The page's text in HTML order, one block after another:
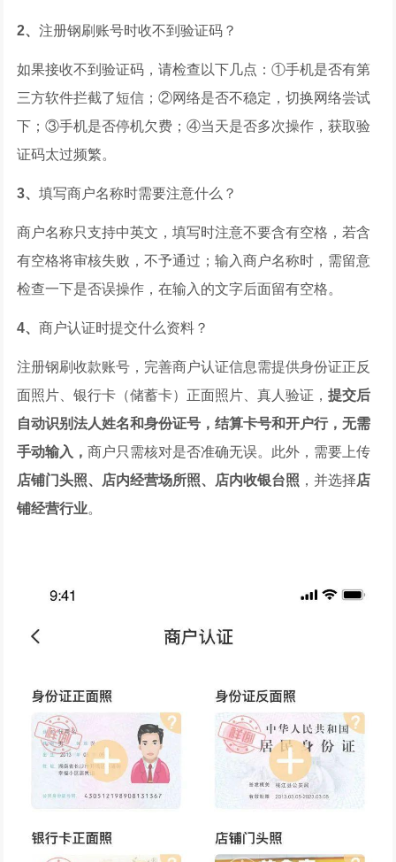
2、注册钢刷账号时收不到验证码？
如果接收不到验证码，请检查以下几点：①手机是否有第
三方软件拦截了短信；②网络是否不稳定，切换网络尝试
下；③手机是否停机欠费；④当天是否多次操作，获取验
证码太过频繁。
3、填写商户名称时需要注意什么？
商户名称只支持中英文，填写时注意不要含有空格，若含
有空格将审核失败，不予通过；输入商户名称时，需留意
检查一下是否误操作，在输入的文字后面留有空格。
4、商户认证时提交什么资料？
注册钢刷收款账号，完善商户认证信息需提供身份证正反
面照片、银行卡（储蓄卡）正面照片、真人验证，提交后
自动识别法人姓名和身份证号，结算卡号和开户行，无需
手动输入，商户只需核对是否准确无误。此外，需要上传
店铺门头照、店内经营场所照、店内收银台照 ，并选择店
铺经营行业。